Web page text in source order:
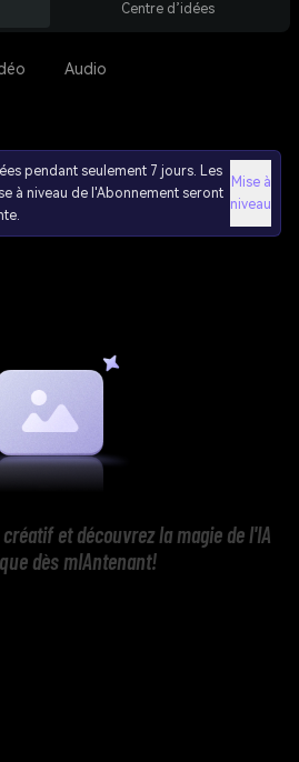
Centre d’idées
Audio
pendant seulement 7 jours. Les
à niveau de l'Abonnement seront
Mise à
niveau
et découvrez la magie de l'IA
dès mIAntenant!